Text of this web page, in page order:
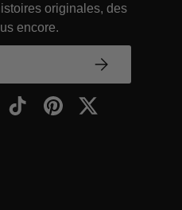
originales, des
encore.
S’inscrire
TikTokPinterestTwitter